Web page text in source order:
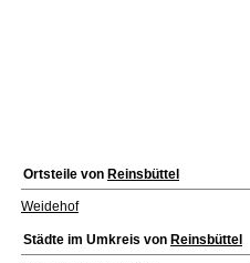
Ortsteile von Reinsbüttel
Weidehof
Städte im Umkreis von Reinsbüttel